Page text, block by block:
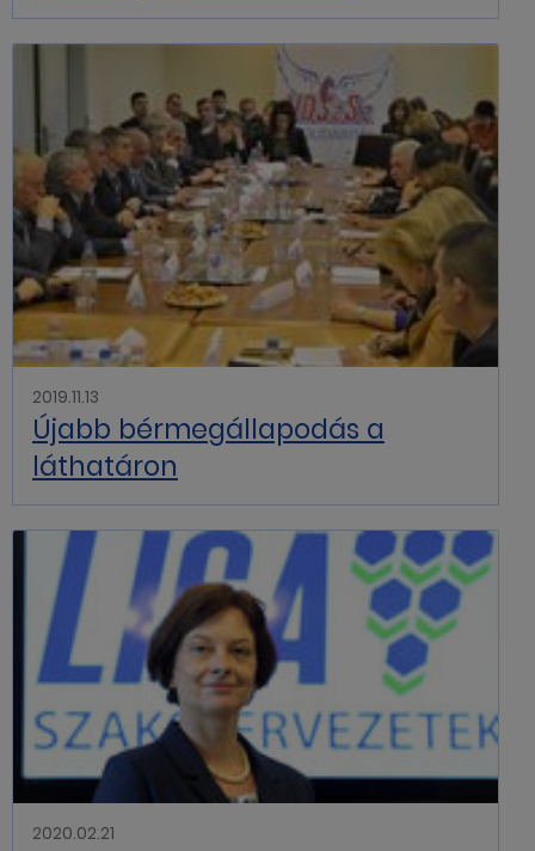
2019.11.13
Újabb bérmegállapodás a
láthatáron
2020.02.21